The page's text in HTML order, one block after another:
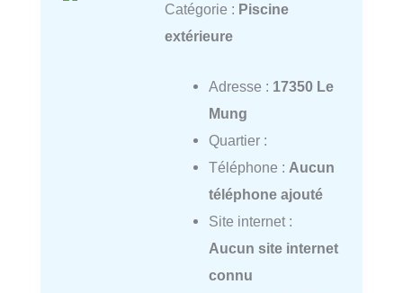
Catégorie : Piscine
extérieure
Adresse : 17350 Le
Mung
Quartier :
Téléphone : Aucun
téléphone ajouté
Site internet :
Aucun site internet
connu